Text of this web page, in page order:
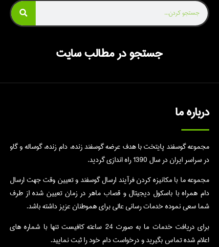
جستجو در مطالب سایت
درباره ما
مجموعه گوسفند پایتخت با هدف عرضه گوسفند زنده، دام زنده، گوساله و گاو
در سراسر ایران در سال 1390 راه اندازی گردید.
مجموعه ما با مکانیزه کردن فرآیند ارسال گوسفند و تعیین وقت جهت ارسال
دام همراه با باسکول دیجیتال و قصاب ماهر در زمان تعیین شده از طرف
شما سعی نموده خدمات رسانی عالی برای هموطنان عزیز داشته باشد.
برای دریافت خدمات ما به صورت 24 ساعته کافیست تنها با شماره های
اعلام شده تماس بگیرید و درخواست دام خود را ثبت نمایید.